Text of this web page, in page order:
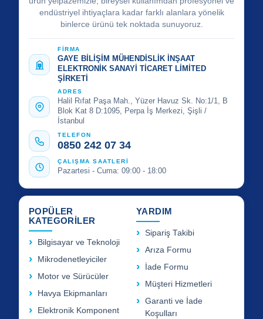
endüstriyel ihtiyaçlara kadar farklı alanlara yönelik
binlerce ürünü tek noktada sunuyoruz.
FİRMA
GAYE BİLİŞİM MÜHENDİSLİK İNŞAAT
ELEKTRONİK SANAYİ TİCARET LİMİTED
ŞİRKETİ
ADRES
Halil Rıfat Paşa Mah., Yüzer Havuz Sk. No:1/1, B
Blok Kat 8 D:1095, Perpa İş Merkezi, Şişli /
İstanbul
TELEFON
0850 242 07 34
ÇALIŞMA SAATLERİ
Pazartesi - Cuma: 09:00 - 18:00
POPÜLER
KATEGORİLER
Bilgisayar ve Teknoloji
Mikrodenetleyiciler
Motor ve Sürücüler
Havya Ekipmanları
Elektronik Komponent
YARDIM
Sipariş Takibi
Arıza Formu
İade Formu
Müşteri Hizmetleri
Garanti ve İade
Koşulları